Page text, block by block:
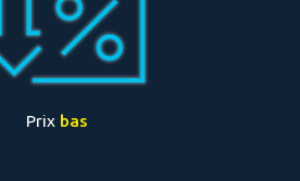
Prix bas